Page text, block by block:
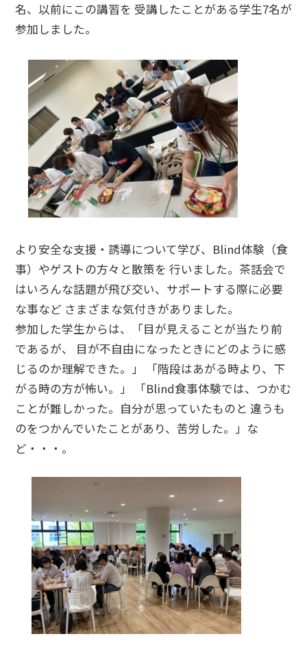
名、以前にこの講習を 受講したことがある学生7名が
参加しました。
より安全な支援・誘導について学び、Blind体験（食
事）やゲストの方々と散策を 行いました。茶話会で
はいろんな話題が飛び交い、サポートする際に必要
な事など さまざまな気付きがありました。
参加した学生からは、「目が見えることが当たり前
であるが、 目が不自由になったときにどのように感
じるのか理解できた。」 「階段はあがる時より、下
がる時の方が怖い。」 「Blind食事体験では、つかむ
ことが難しかった。自分が思っていたものと 違うも
のをつかんでいたことがあり、苦労した。」な
ど・・・。